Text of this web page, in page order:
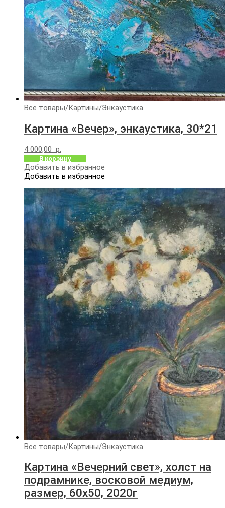
Все товары/Картины/Энкаустика
Картина «Вечер», энкаустика, 30*21
4 000,00 р.
В корзину
Добавить в избранное
Добавить в избранное
Все товары/Картины/Энкаустика
Картина «Вечерний свет», холст на
подрамнике, восковой медиум,
размер, 60х50, 2020г